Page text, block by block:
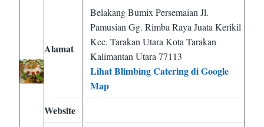
Alamat
Belakang Bumix Persemaian Jl.
Pamusian Gg. Rimba Raya Juata Kerikil
Kec. Tarakan Utara Kota Tarakan
Kalimantan Utara 77113
Lihat Blimbing Catering di Google
Map
Website